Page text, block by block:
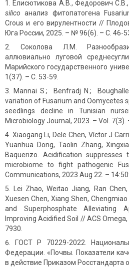
Елисютикова А.В., Федорович
silico анализ фитопатогена
Crous и его вирулентности //
Юга России, 2025. – № 96(6). – С. 46-
Соколова Л.М.
аллювиально луговой
Марийского государственного
1(37). – С. 53-59.
Mannai S.; Benfradj N.;
variation of Fusarium and Oomycetes
seedlings decline in Tunisian
Microbiology Journal, 2023. – Vol. 7(3).
Xiaogang Li, Dele Chen, Víctor J
Yuanhua Dong, Taolin Zhang,
Baquerizo. Acidification
microbiome to fight pathogenic
Communications, 2023 Aug 22. –
Lei Zhao, Weitao Jiang, Ran
Xuesen Chen, Xiang Shen,
and Superphosphate Alleviating
Improving Acidified Soil // ACS
7930.
ГОСТ Р 70229-2022.
Федерации. «Почвы. Показатели
в действие Приказом Росстандарта